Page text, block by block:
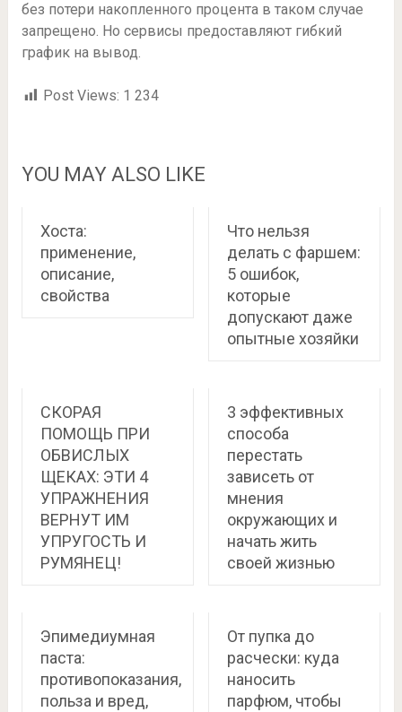
без потери накопленного процента в таком случае
запрещено. Но сервисы предоставляют гибкий
график на вывод.
Post Views: 1 234
YOU MAY ALSO LIKE
Хоста:
применение,
описание,
свойства
Что нельзя
делать с фаршем:
5 ошибок,
которые
допускают даже
опытные хозяйки
СКОРАЯ
ПОМОЩЬ ПРИ
ОБВИСЛЫХ
ЩЕКАХ: ЭТИ 4
УПРАЖНЕНИЯ
ВЕРНУТ ИМ
УПРУГОСТЬ И
РУМЯНЕЦ!
3 эффективных
способа
перестать
зависеть от
мнения
окружающих и
начать жить
своей жизнью
Эпимедиумная
паста:
противопоказания,
польза и вред,
От пупка до
расчески: куда
наносить
парфюм, чтобы